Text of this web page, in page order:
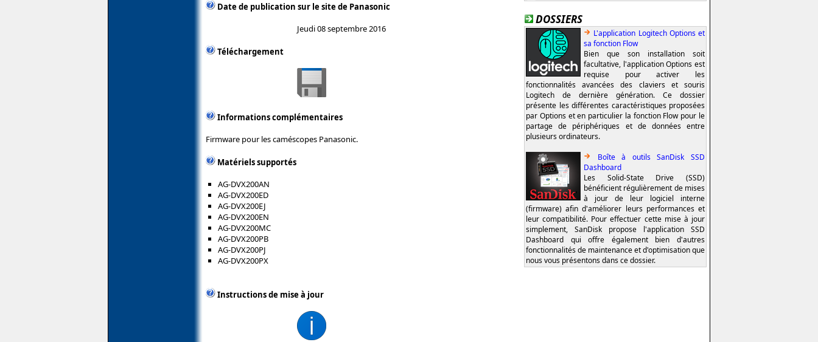
Date de publication sur le site de Panasonic
Jeudi 08 septembre 2016
Téléchargement
Informations complémentaires
Firmware pour les caméscopes Panasonic.
Matériels supportés
AG-DVX200AN
AG-DVX200ED
AG-DVX200EJ
AG-DVX200EN
AG-DVX200MC
AG-DVX200PB
AG-DVX200PJ
AG-DVX200PX
Instructions de mise à jour
DOSSIERS
L'application Logitech Options et
sa fonction Flow
Bien que son installation soit
facultative, l'application Options est
requise pour activer les
fonctionnalités avancées des claviers et souris
Logitech de dernière génération. Ce dossier
présente les différentes caractéristiques proposées
par Options et en particulier la fonction Flow pour le
partage de périphériques et de données entre
plusieurs ordinateurs.
Boîte à outils SanDisk SSD
Dashboard
Les Solid-State Drive (SSD)
bénéficient régulièrement de mises
à jour de leur logiciel interne
(firmware) afin d'améliorer leurs performances et
leur compatibilité. Pour effectuer cette mise à jour
simplement, SanDisk propose l'application SSD
Dashboard qui offre également bien d'autres
fonctionnalités de maintenance et d'optimisation que
nous vous présentons dans ce dossier.